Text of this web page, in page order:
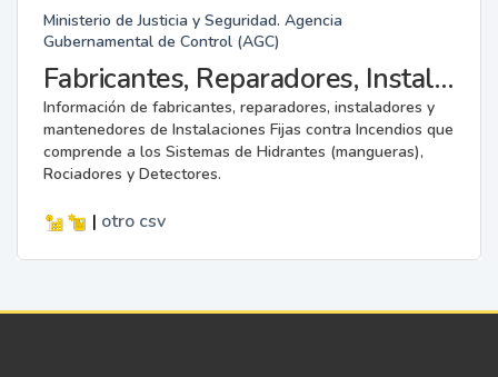
Ministerio de Justicia y Seguridad. Agencia
Gubernamental de Control (AGC)
Fabricantes, Reparadores, Instaladores y Mantenedores de Instalaciones Fijas contra Incendios.
Información de fabricantes, reparadores, instaladores y
mantenedores de Instalaciones Fijas contra Incendios que
comprende a los Sistemas de Hidrantes (mangueras),
Rociadores y Detectores.
| otro csv